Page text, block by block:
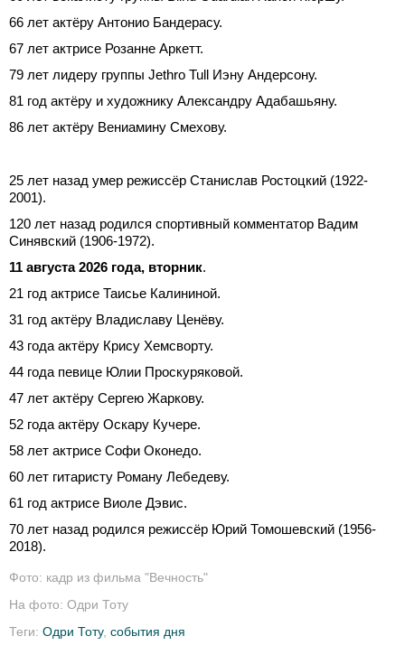
66 лет актёру Антонио Бандерасу.
67 лет актрисе Розанне Аркетт.
79 лет лидеру группы Jethro Tull Иэну Андерсону.
81 год актёру и художнику Александру Адабашьяну.
86 лет актёру Вениамину Смехову.
25 лет назад умер режиссёр Станислав Ростоцкий (1922-
2001).
120 лет назад родился спортивный комментатор Вадим
Синявский (1906-1972).
11 августа 2026 года, вторник.
21 год актрисе Таисье Калининой.
31 год актёру Владиславу Ценёву.
43 года актёру Крису Хемсворту.
44 года певице Юлии Проскуряковой.
47 лет актёру Сергею Жаркову.
52 года актёру Оскару Кучере.
58 лет актрисе Софи Оконедо.
60 лет гитаристу Роману Лебедеву.
61 год актрисе Виоле Дэвис.
70 лет назад родился режиссёр Юрий Томошевский (1956-
2018).
Фото: кадр из фильма "Вечность"
На фото: Одри Тоту
Теги: Одри Тоту, события дня